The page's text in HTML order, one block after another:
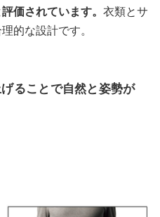
価されています。 衣類とサ
的な設計です。
ることで自然と姿勢が